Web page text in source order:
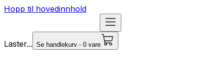
Hopp til hovedinnhold
Laster... Se handlekurv - 0 vare